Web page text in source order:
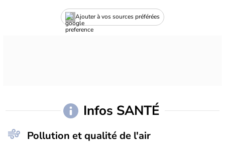
Ajouter à vos sources préférées
Infos SANTÉ
Pollution et qualité de l'air